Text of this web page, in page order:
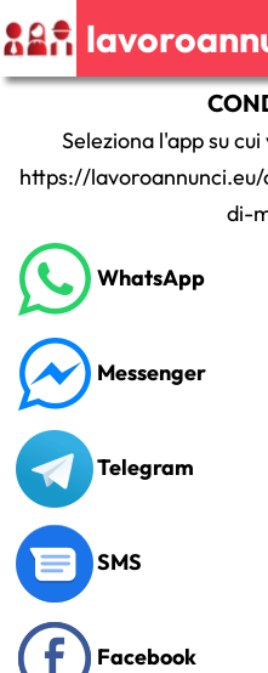
Seleziona l'app su
https://
di-
WhatsApp
Messenger
Telegram
SMS
Facebook